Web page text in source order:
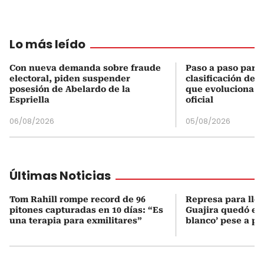
Lo más leído
Con nueva demanda sobre fraude
electoral, piden suspender
posesión de Abelardo de la
Espriella
06/08/2026
Paso a paso
clasificación del
que evoluciona
oficial
05/08/2026
Últimas Noticias
Tom Rahill rompe record de 96
pitones capturadas en 10 días: “Es
una terapia para exmilitares”
Represa para
Guajira quedó en
blanco’ pese a